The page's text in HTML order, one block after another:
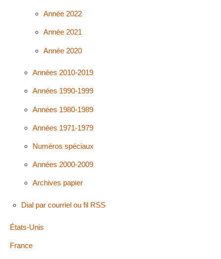
Année 2022
Année 2021
Année 2020
Années 2010-2019
Années 1990-1999
Années 1980-1989
Années 1971-1979
Numéros spéciaux
Années 2000-2009
Archives papier
Dial par courriel ou fil RSS
États-Unis
France